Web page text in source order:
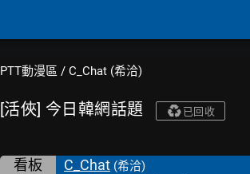
PTT動漫區 / C_Chat (希洽)
[活俠] 今日韓網話題 已回收
看板 C_Chat (希洽)